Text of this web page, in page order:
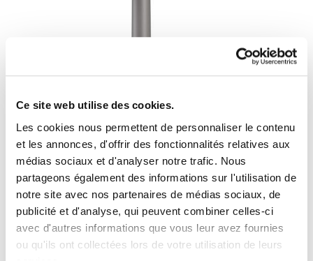
Ce site web utilise des cookies.
Les cookies nous permettent de personnaliser le contenu
et les annonces, d'offrir des fonctionnalités relatives aux
médias sociaux et d'analyser notre trafic. Nous
partageons également des informations sur l'utilisation de
notre site avec nos partenaires de médias sociaux, de
publicité et d'analyse, qui peuvent combiner celles-ci
avec d'autres informations que vous leur avez fournies
ou qu'ils ont collectées lors de votre utilisation de leurs